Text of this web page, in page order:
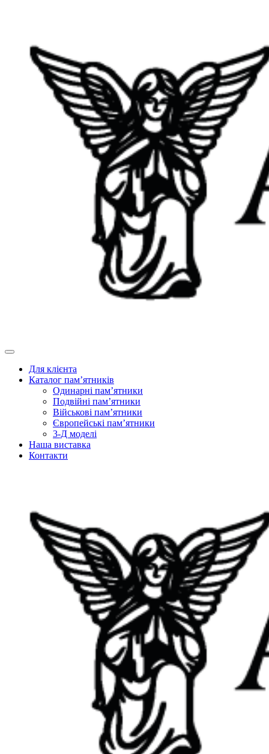
Для клієнта
Каталог пам’ятників
Одинарні пам’ятники
Подвійні пам’ятники
Військові пам’ятники
Європейські пам’ятники
3-Д моделі
Наша виставка
Контакти